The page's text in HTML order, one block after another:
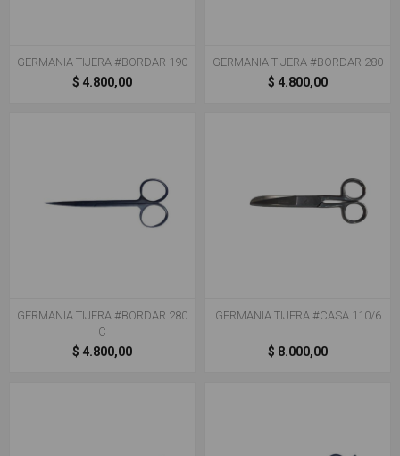
GERMANIA TIJERA #BORDAR 190
$ 4.800,00
GERMANIA TIJERA #BORDAR 280
$ 4.800,00
GERMANIA TIJERA #BORDAR 280
C
$ 4.800,00
GERMANIA TIJERA #CASA 110/6
$ 8.000,00